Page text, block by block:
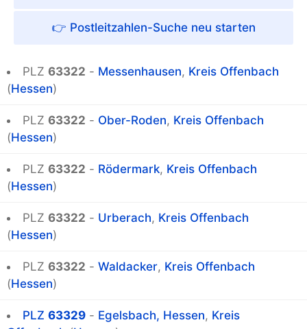
Postleitzahlen-Suche
PLZ 63322 - Messenhausen, Kreis Offenbach
(Hessen)
PLZ 63322 - Ober-Roden, Kreis Offenbach
(Hessen)
PLZ 63322 - Rödermark, Kreis Offenbach
(Hessen)
PLZ 63322 - Urberach, Kreis Offenbach
(Hessen)
PLZ 63322 - Waldacker, Kreis Offenbach
(Hessen)
PLZ 63329 - Egelsbach, Hessen, Kreis